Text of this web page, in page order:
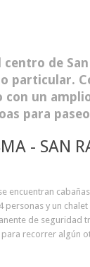
de
particular.
un
para
- SAN
encuentran
personas y un
de seguridad
recorrer algún